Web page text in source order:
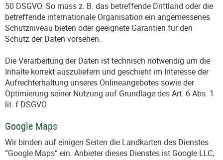
50 DSGVO. So muss z. B. das betreffende Drittland oder die
betreffende internationale Organisation ein angemessenes
Schutzniveau bieten oder geeignete Garantien für den
Schutz der Daten vorsehen.
Die Verarbeitung der Daten ist technisch notwendig um die
Inhalte korrekt auszuliefern und geschieht im Interesse der
Aufrechterhaltung unseres Onlineangebotes sowie der
Optimierung seiner Nutzung auf Grundlage des Art. 6 Abs. 1
lit. f DSGVO.
Google Maps
Wir binden auf einigen Seiten die Landkarten des Dienstes
“Google Maps” ein. Anbieter dieses Dienstes ist Google LLC,